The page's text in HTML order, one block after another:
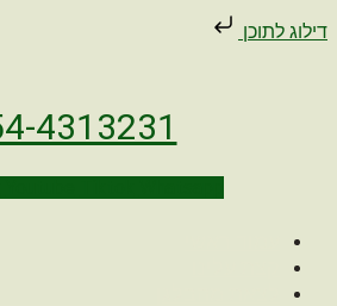
דילוג לתוכן
4313231